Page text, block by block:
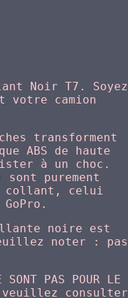
Noir T7. Soyez
votre camion
transforment
ABS de haute
à un choc.
purement
collant, celui
noire est
noter : pas
PAS POUR LE
veuillez consulter